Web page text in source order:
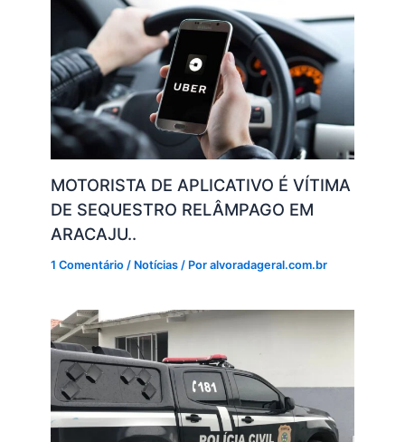
MOTORISTA DE APLICATIVO É VÍTIMA
DE SEQUESTRO RELÂMPAGO EM
ARACAJU..
1 Comentário / Notícias / Poralvoradageral.com.br